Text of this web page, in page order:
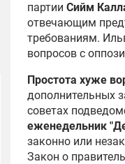
партии Сийм
отвечающим
требованиям.
вопросов с
Простота хуже
дополнительных
советах
еженедельник
законно или
Закон о